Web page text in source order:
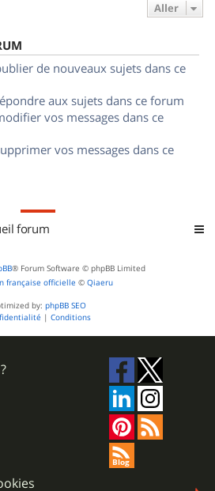
Aller
de nouveaux sujets dans ce
aux sujets dans ce forum
vos messages dans ce
vos messages dans ce
forum
® Forum Software © phpBB Limited
française officielle © Qiaeru
by: phpBB SEO
| Conditions